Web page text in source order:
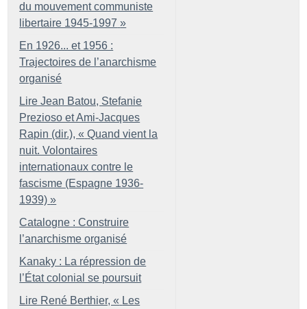
du mouvement communiste
libertaire 1945-1997 »
En 1926... et 1956 :
Trajectoires de l’anarchisme
organisé
Lire Jean Batou, Stefanie
Prezioso et Ami-Jacques
Rapin (dir.), « Quand vient la
nuit. Volontaires
internationaux contre le
fascisme (Espagne 1936-
1939) »
Catalogne : Construire
l’anarchisme organisé
Kanaky : La répression de
l’État colonial se poursuit
Lire René Berthier, « Les